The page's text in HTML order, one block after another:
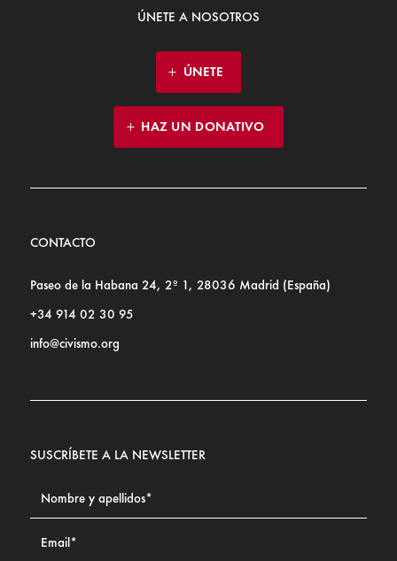
ÚNETE A NOSOTROS
ÚNETE
HAZ UN DONATIVO
CONTACTO
Paseo de la Habana 24, 2º 1, 28036 Madrid (España)
+34 914 02 30 95
info@civismo.org
SUSCRÍBETE A LA NEWSLETTER